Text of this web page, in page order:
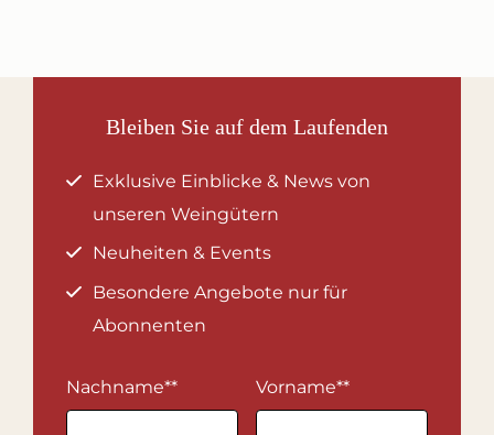
Bleiben Sie auf dem Laufenden
Exklusive Einblicke & News von
unseren Weingütern
Neuheiten & Events
Besondere Angebote nur für
Abonnenten
Nachname** Vorname**